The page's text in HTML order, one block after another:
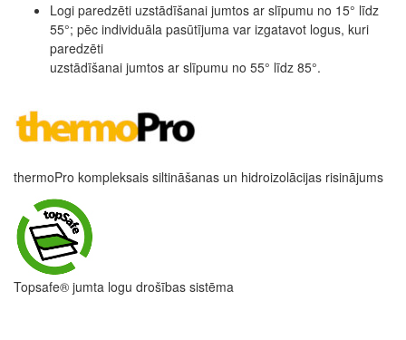
Logi paredzēti uzstādīšanai jumtos ar slīpumu no 15° līdz
55°; pēc individuāla pasūtījuma var izgatavot logus, kuri
paredzēti
uzstādīšanai jumtos ar slīpumu no 55° līdz 85°.
thermoPro kompleksais siltināšanas un hidroizolācijas risinājums
Topsafe® jumta logu drošības sistēma